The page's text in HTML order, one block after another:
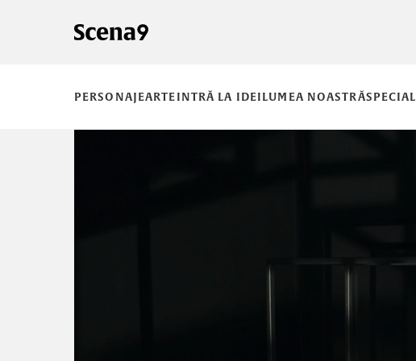
PERSONAJEARTEINTRĂ LA IDEILUMEA NOASTRĂSPECIAL